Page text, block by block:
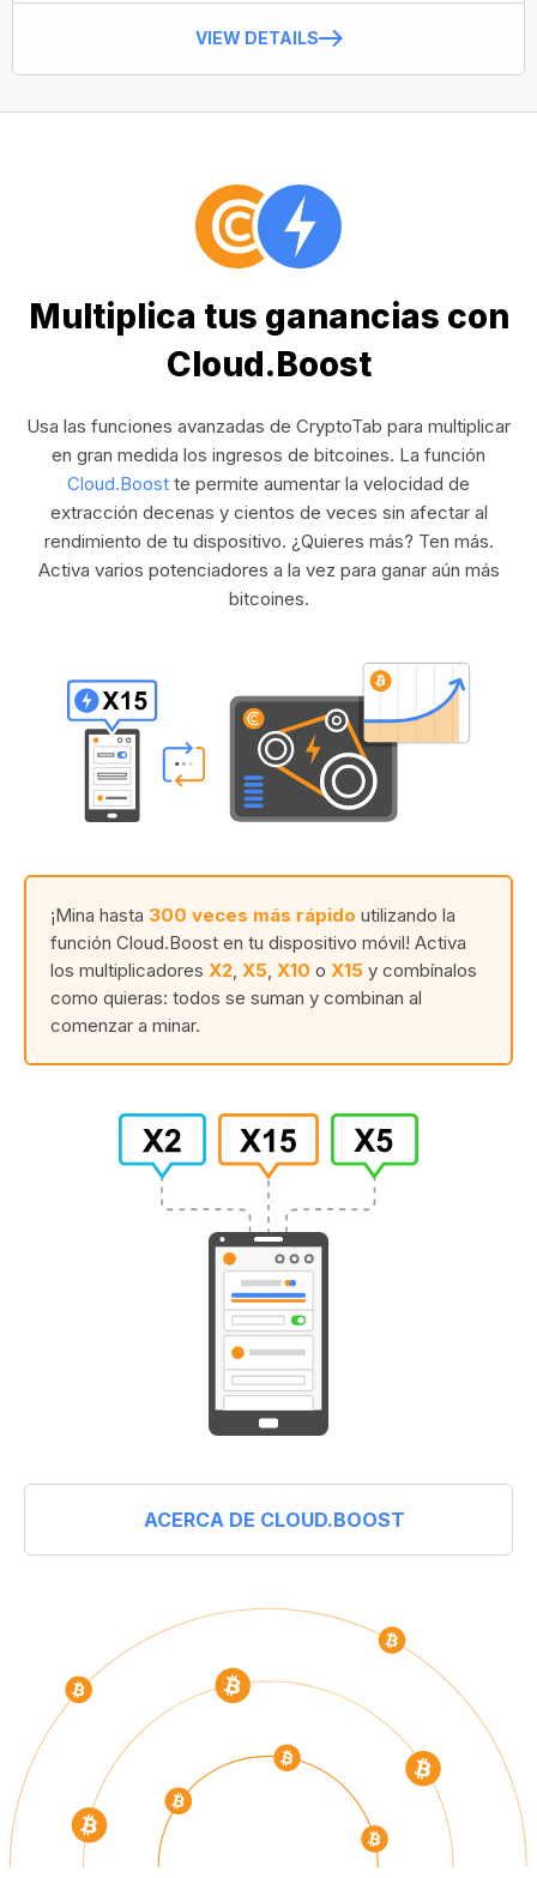
VIEW DETAILS
Multiplica tus ganancias con
Cloud.Boost
Usa las funciones avanzadas de CryptoTab para multiplicar
en gran medida los ingresos de bitcoines. La función
Cloud.Boost te permite aumentar la velocidad de
extracción decenas y cientos de veces sin afectar al
rendimiento de tu dispositivo. ¿Quieres más? Ten más.
Activa varios potenciadores a la vez para ganar aún más
bitcoines.
¡Mina hasta 300 veces más rápido utilizando la
función Cloud.Boost en tu dispositivo móvil! Activa
los multiplicadores X2 X5 X10 o X15 y combínalos
como quieras: todos se suman y combinan al
comenzar a minar.
ACERCA DE CLOUD.BOOST